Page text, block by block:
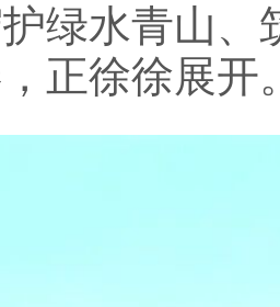
绿水青山
正徐徐展开